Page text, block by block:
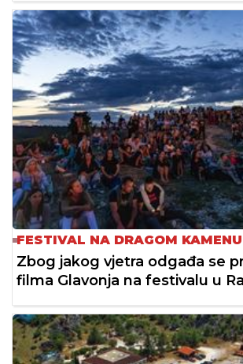
FESTIVAL NA DRAGOM KAMENU
Zbog jakog vjetra odgađa se
filma Glavonja na festivalu u